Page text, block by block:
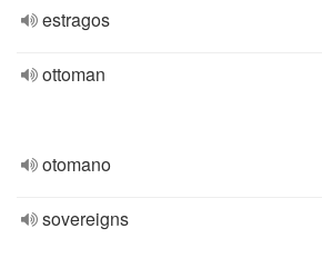
estragos
ottoman
otomano
sovereigns